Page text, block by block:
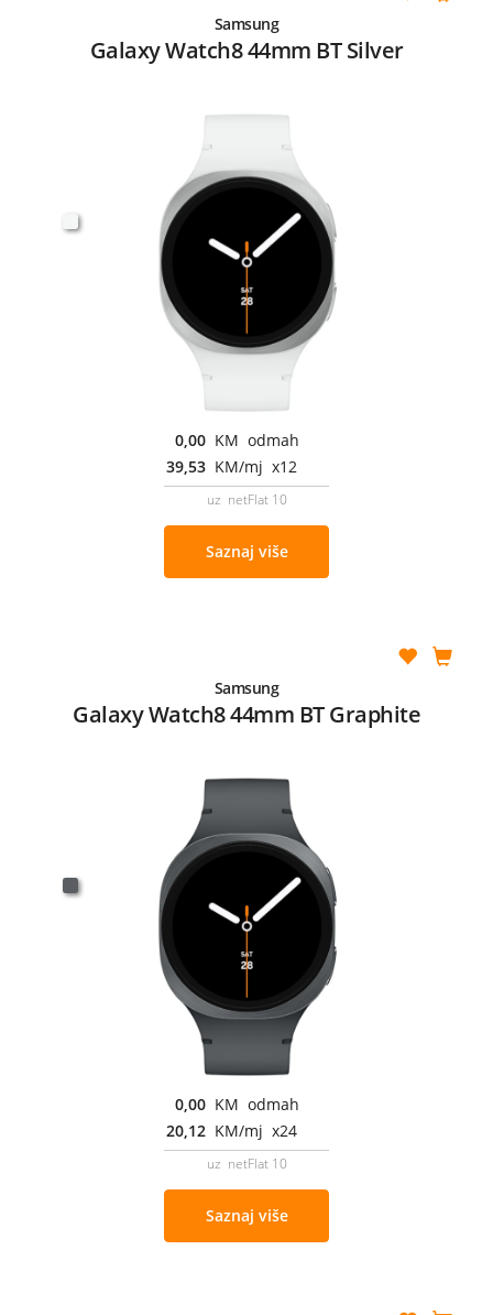
Samsung
Galaxy Watch8 44mm BT Silver
0,00 KM odmah
39,53 KM/mj x12
uz netFlat 10
Saznaj više
Samsung
Galaxy Watch8 44mm BT Graphite
0,00 KM odmah
20,12 KM/mj x24
uz netFlat 10
Saznaj više